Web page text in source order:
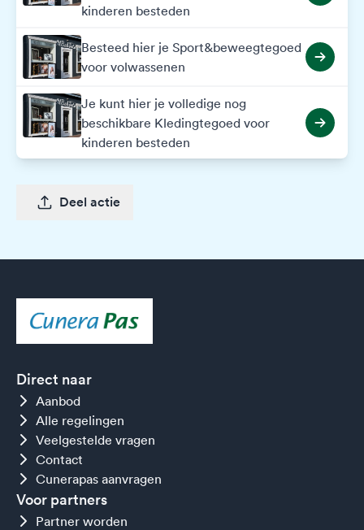
kinderen besteden
Besteed hier je Sport&beweegtegoed
voor volwassenen
Je kunt hier je volledige nog
beschikbare Kledingtegoed voor
kinderen besteden
Deel actie
Direct naar
Aanbod
Alle regelingen
Veelgestelde vragen
Contact
Cunerapas aanvragen
Voor partners
Partner worden